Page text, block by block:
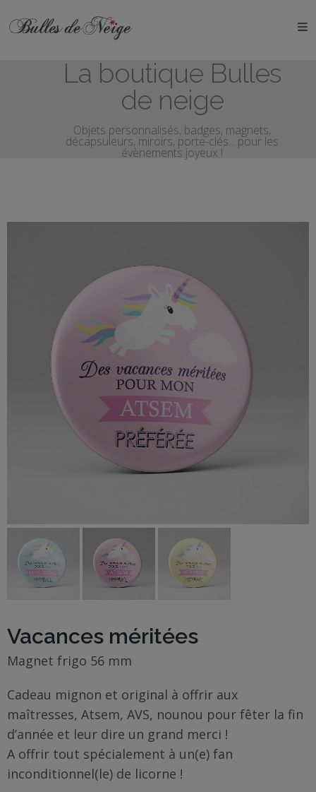
La boutique Bulles
de neige
Objets personnalisés, badges, magnets,
décapsuleurs, miroirs, porte-clés... pour les
évènements joyeux !
Vacances méritées
Magnet frigo 56 mm
Cadeau mignon et original à offrir aux
maîtresses, Atsem, AVS, nounou pour fêter la fin
d’année et leur dire un grand merci !
A offrir tout spécialement à un(e) fan
inconditionnel(le) de licorne !
ÉVÉNEMENTS
Anniversaires
Communions
BOUTIQUE
Objets
personnalisés
Cadeaux
Maîtresses
/ Nounou /
Famille
Enfants
Messages
rigolos
Noël
/